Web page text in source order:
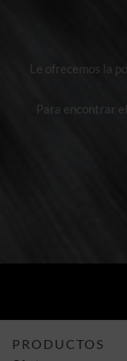
Le ofrecemos la
Para encontrar
PRODUCTOS